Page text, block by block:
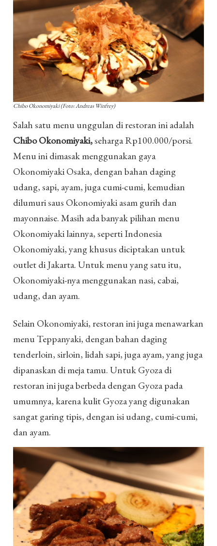
Chibo Okonomiyaki (Foto: Andreas Winfrey)
Salah satu menu unggulan di restoran ini adalah
Chibo Okonomiyaki,seharga Rp100.000/porsi.
Menu ini dimasak menggunakan gaya
Okonomiyaki Osaka, dengan bahan daging
udang, sapi, ayam, juga cumi-cumi, kemudian
dilumuri saus Okonomiyaki asam gurih dan
mayonnaise. Masih ada banyak pilihan menu
Okonomiyaki lainnya, seperti Indonesia
Okonomiyaki, yang khusus diciptakan untuk
outlet di Jakarta. Untuk menu yang satu itu,
Okonomiyaki-nya menggunakan nasi, cabai,
udang, dan ayam.
Selain Okonomiyaki, restoran ini juga menawarkan
menu Teppanyaki, dengan bahan daging
tenderloin, sirloin, lidah sapi, juga ayam, yang juga
dipanaskan di meja tamu. Untuk Gyoza di
restoran ini juga berbeda dengan Gyoza pada
umumnya, karena kulit Gyoza yang digunakan
sangat garing tipis, dengan isi udang, cumi-cumi,
dan ayam.